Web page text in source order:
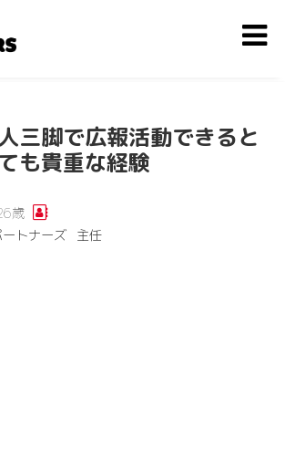
三脚で広報活動できると
も貴重な経験
歳
ートナーズ 主任